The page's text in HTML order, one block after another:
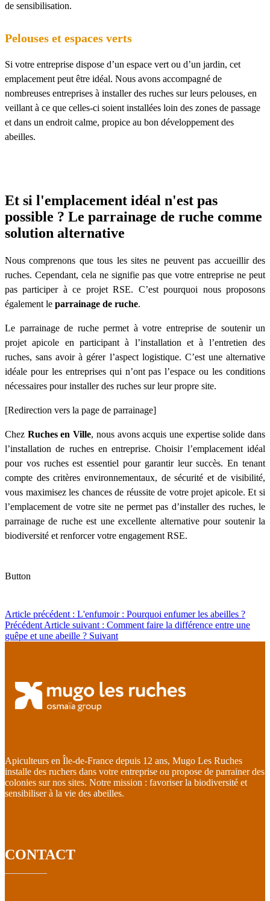
de sensibilisation.
Pelouses et espaces verts
Si votre entreprise dispose d’un espace vert ou d’un jardin, cet
emplacement peut être idéal. Nous avons accompagné de
nombreuses entreprises à installer des ruches sur leurs pelouses, en
veillant à ce que celles-ci soient installées loin des zones de passage
et dans un endroit calme, propice au bon développement des
abeilles.
Et si l'emplacement idéal n'est pas
possible ? Le parrainage de ruche comme
solution alternative
Nous comprenons que tous les sites ne peuvent pas accueillir des
ruches. Cependant, cela ne signifie pas que votre entreprise ne peut
pas participer à ce projet RSE. C’est pourquoi nous proposons
également le parrainage de ruche.
Le parrainage de ruche permet à votre entreprise de soutenir un
projet apicole en participant à l’installation et à l’entretien des
ruches, sans avoir à gérer l’aspect logistique. C’est une alternative
idéale pour les entreprises qui n’ont pas l’espace ou les conditions
nécessaires pour installer des ruches sur leur propre site.
[Redirection vers la page de parrainage]
Chez Ruches en Ville, nous avons acquis une expertise solide dans
l’installation de ruches en entreprise. Choisir l’emplacement idéal
pour vos ruches est essentiel pour garantir leur succès. En tenant
compte des critères environnementaux, de sécurité et de visibilité,
vous maximisez les chances de réussite de votre projet apicole. Et si
l’emplacement de votre site ne permet pas d’installer des ruches, le
parrainage de ruche est une excellente alternative pour soutenir la
biodiversité et renforcer votre engagement RSE.
Button
Article précédent : L'enfumoir : Pourquoi enfumer les abeilles ?
Précédent Article suivant : Comment faire la différence entre une
guêpe et une abeille ? Suivant
Apiculteurs en Île-de-France depuis 12 ans, Mugo Les Ruches
installe des ruchers dans votre entreprise ou propose de parrainer des
colonies sur nos sites. Notre mission : favoriser la biodiversité et
sensibiliser à la vie des abeilles.
CONTACT